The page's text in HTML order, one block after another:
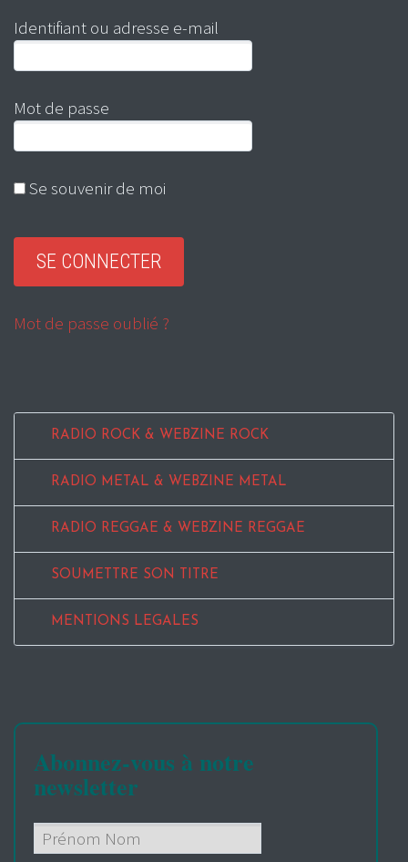
Identifiant ou adresse e-mail
Mot de passe
Se souvenir de moi
Mot de passe oublié ?
RADIO ROCK & WEBZINE ROCK
RADIO METAL & WEBZINE METAL
RADIO REGGAE & WEBZINE REGGAE
SOUMETTRE SON TITRE
MENTIONS LEGALES
Abonnez-vous à notre
newsletter